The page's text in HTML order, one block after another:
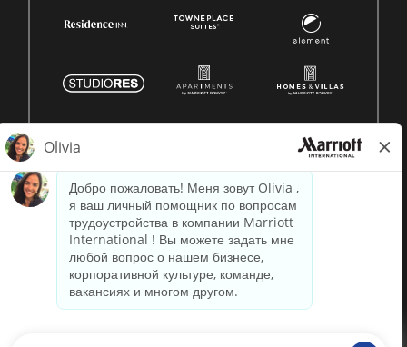
защищены. Конфиденциальная информация Marriott.